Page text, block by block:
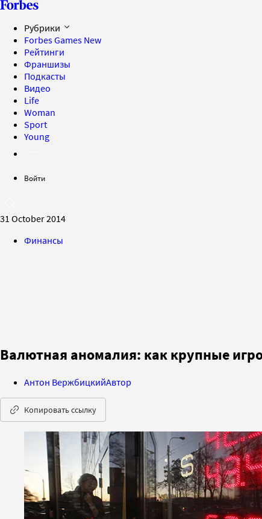
Рубрики
Forbes Games New
Рейтинги
Франшизы
Подкасты
Видео
Life
Woman
Sport
Young
Войти
31 October 2014
Финансы
Валютная аномалия: как крупные
Антон ВержбицкийАвтор
Копировать ссылку